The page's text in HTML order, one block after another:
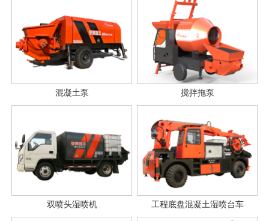
混凝土泵 搅拌拖泵
双喷头湿喷机 工程底盘混凝土湿喷台车